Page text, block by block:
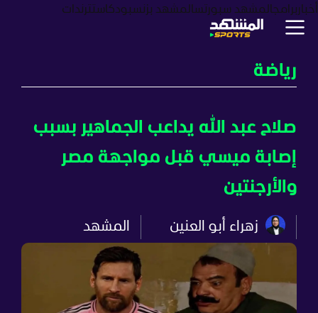
أخبار برامجالمشهد سبورتسالمشهد بزنسبودكاستترندات
رياضة
صلاح عبد الله يداعب الجماهير بسبب
إصابة ميسي قبل مواجهة مصر
والأرجنتين
زهراء أبو العنين المشهد